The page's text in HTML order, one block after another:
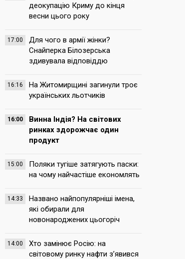
деокупацію Криму до кінця
весни цього року
17:00
Для чого в армії жінки?
Снайперка Білозерська
здивувала відповіддю
16:16
На Житомирщині загинули троє
українських льотчиків
16:00
Винна Індія? На світових
ринках здорожчає один
продукт
15:00
Поляки тугіше затягують паски:
на чому найчастіше економлять
14:33
Названо найпопулярніші імена,
які обирали для
новонароджених цьогоріч
14:00
Хто замінює Росію: на
світовому ринку нафти з’явився